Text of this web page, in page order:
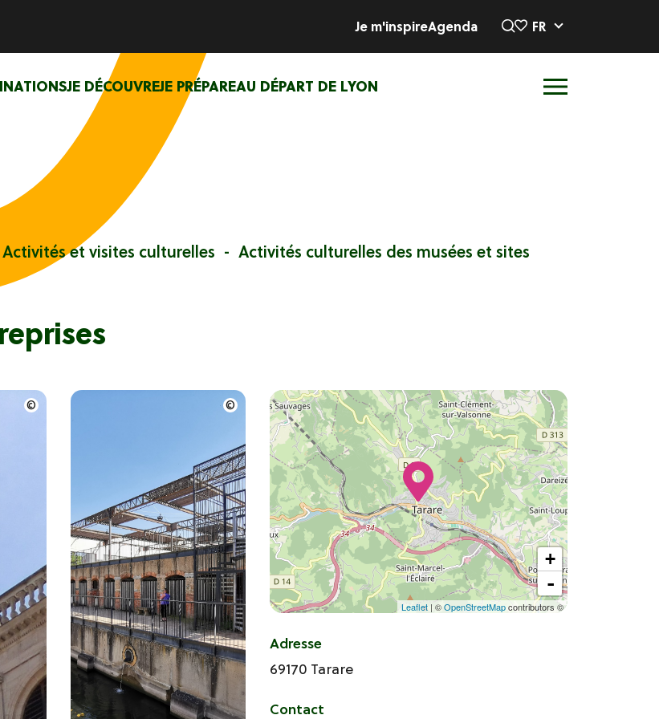
JE DÉCOUVREJE PRÉPAREAU DÉPART DE LYON
Je m'inspireAgenda FR
Activités et visites culturelles
Activités culturelles des musées et sites
+
-
Leaflet | ©OpenStreetMapcontributors ©
Adresse
69170 Tarare
Contact